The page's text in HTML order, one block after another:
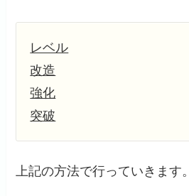
レベル
改造
強化
突破
上記の方法で行っていきます。